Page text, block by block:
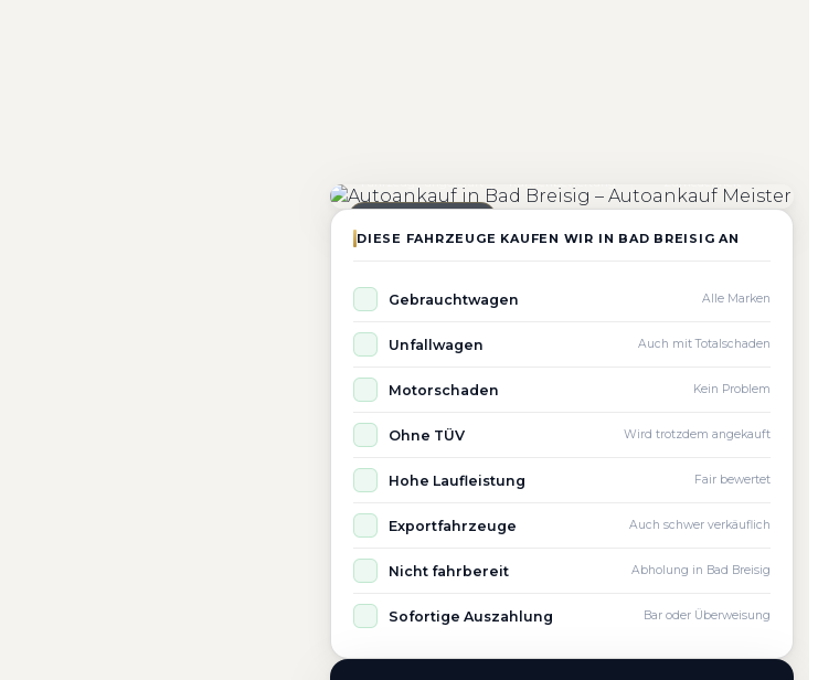
DIESE FAHRZEUGE KAUFEN WIR IN BAD BREISIG AN
Gebrauchtwagen Alle Marken
Unfallwagen Auch mit Totalschaden
Motorschaden Kein Problem
Ohne TÜV Wird trotzdem angekauft
Hohe Laufleistung Fair bewertet
Exportfahrzeuge Auch schwer verkäuflich
Nicht fahrbereit Abholung in Bad Breisig
Sofortige Auszahlung Bar oder Überweisung